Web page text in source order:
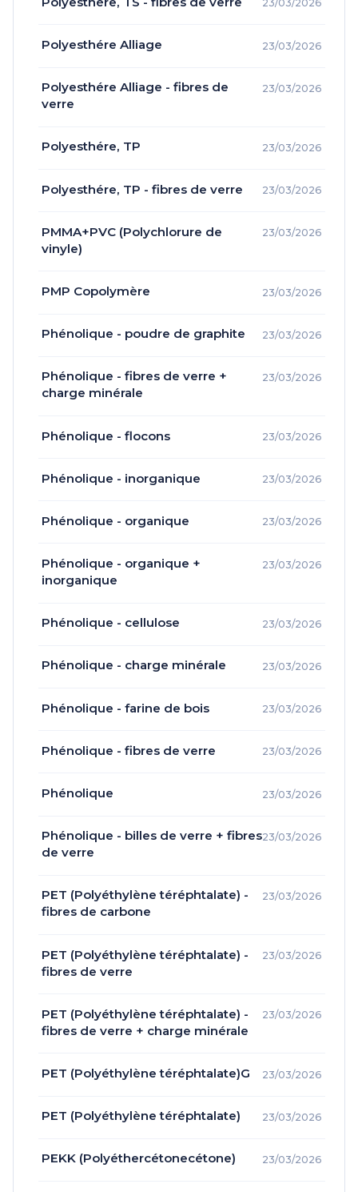
23/03/2026
Polyesthére Alliage 23/03/2026
Polyesthére Alliage - fibres de
verre
23/03/2026
Polyesthére, TP 23/03/2026
Polyesthére, TP - fibres de verre 23/03/2026
PMMA+PVC (Polychlorure de
vinyle)
23/03/2026
PMP Copolymère 23/03/2026
Phénolique - poudre de graphite 23/03/2026
Phénolique - fibres de verre +
charge minérale
23/03/2026
Phénolique - flocons 23/03/2026
Phénolique - inorganique 23/03/2026
Phénolique - organique 23/03/2026
Phénolique - organique +
inorganique
23/03/2026
Phénolique - cellulose 23/03/2026
Phénolique - charge minérale 23/03/2026
Phénolique - farine de bois 23/03/2026
Phénolique - fibres de verre 23/03/2026
Phénolique 23/03/2026
Phénolique - billes de verre + fibres
de verre
23/03/2026
PET (Polyéthylène téréphtalate) -
fibres de carbone
23/03/2026
PET (Polyéthylène téréphtalate) -
fibres de verre
23/03/2026
PET (Polyéthylène téréphtalate) -
fibres de verre + charge minérale
23/03/2026
PET (Polyéthylène téréphtalate)G 23/03/2026
PET (Polyéthylène téréphtalate) 23/03/2026
PEKK (Polyéthercétonecétone) 23/03/2026